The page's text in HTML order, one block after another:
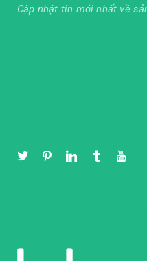
Cập nhật tin mới nhất về